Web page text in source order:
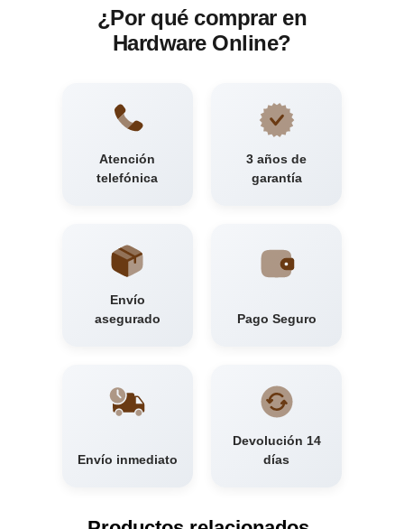
¿Por qué comprar en
Hardware Online?
Atención
telefónica
3 años de
garantía
Envío
asegurado
Pago Seguro
Envío inmediato
Devolución 14
días